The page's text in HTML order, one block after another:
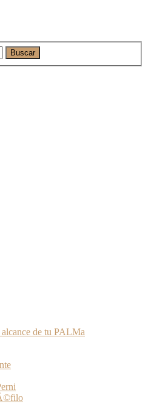
de tu PALMa